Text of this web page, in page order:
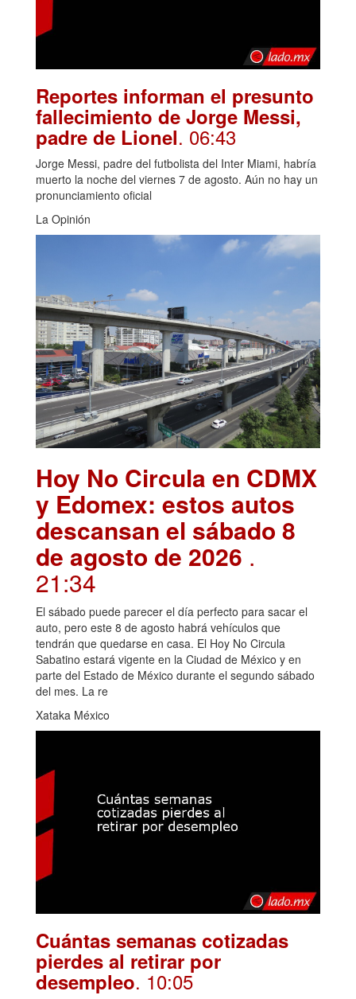
Reportes informan el presunto
fallecimiento de Jorge Messi,
padre de Lionel. 06:43
Jorge Messi, padre del futbolista del Inter Miami, habría
muerto la noche del viernes 7 de agosto. Aún no hay un
pronunciamiento oficial
La Opinión
Hoy No Circula en CDMX
y Edomex: estos autos
descansan el sábado 8
de agosto de 2026 .
21:34
El sábado puede parecer el día perfecto para sacar el
auto, pero este 8 de agosto habrá vehículos que
tendrán que quedarse en casa. El Hoy No Circula
Sabatino estará vigente en la Ciudad de México y en
parte del Estado de México durante el segundo sábado
del mes. La re
Xataka México
Cuántas semanas cotizadas
pierdes al retirar por
desempleo. 10:05